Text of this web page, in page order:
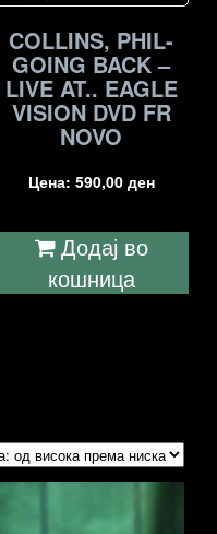
COLLINS, PHIL-
GOING BACK –
LIVE AT.. EAGLE
VISION DVD FR
NOVO
Цена: 590,00 ден
Додај во
кошница